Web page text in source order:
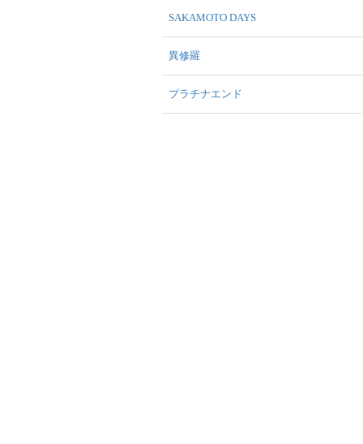
SAKAMOTO DAYS
異修羅
プラチナエンド